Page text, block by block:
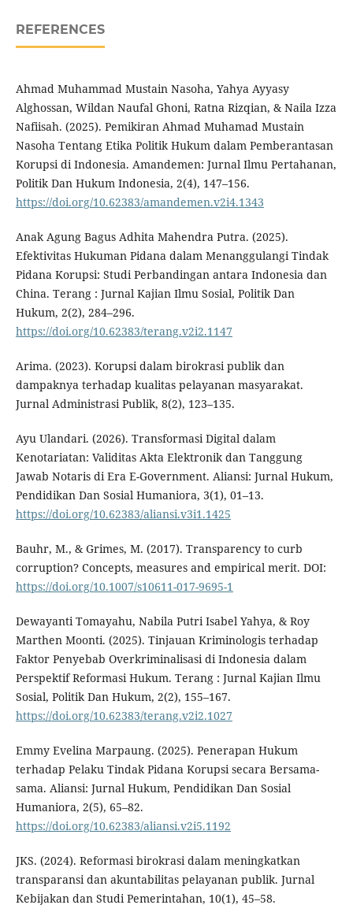
REFERENCES
Ahmad Muhammad Mustain Nasoha, Yahya Ayyasy
Alghossan, Wildan Naufal Ghoni, Ratna Rizqian, & Naila Izza
Nafiisah. (2025). Pemikiran Ahmad Muhamad Mustain
Nasoha Tentang Etika Politik Hukum dalam Pemberantasan
Korupsi di Indonesia. Amandemen: Jurnal Ilmu Pertahanan,
Politik Dan Hukum Indonesia, 2(4), 147–156.
https://doi.org/10.62383/amandemen.v2i4.1343
Anak Agung Bagus Adhita Mahendra Putra. (2025).
Efektivitas Hukuman Pidana dalam Menanggulangi Tindak
Pidana Korupsi: Studi Perbandingan antara Indonesia dan
China. Terang : Jurnal Kajian Ilmu Sosial, Politik Dan
Hukum, 2(2), 284–296.
https://doi.org/10.62383/terang.v2i2.1147
Arima. (2023). Korupsi dalam birokrasi publik dan
dampaknya terhadap kualitas pelayanan masyarakat.
Jurnal Administrasi Publik, 8(2), 123–135.
Ayu Ulandari. (2026). Transformasi Digital dalam
Kenotariatan: Validitas Akta Elektronik dan Tanggung
Jawab Notaris di Era E-Government. Aliansi: Jurnal Hukum,
Pendidikan Dan Sosial Humaniora, 3(1), 01–13.
https://doi.org/10.62383/aliansi.v3i1.1425
Bauhr, M., & Grimes, M. (2017). Transparency to curb
corruption? Concepts, measures and empirical merit. DOI:
https://doi.org/10.1007/s10611-017-9695-1
Dewayanti Tomayahu, Nabila Putri Isabel Yahya, & Roy
Marthen Moonti. (2025). Tinjauan Kriminologis terhadap
Faktor Penyebab Overkriminalisasi di Indonesia dalam
Perspektif Reformasi Hukum. Terang : Jurnal Kajian Ilmu
Sosial, Politik Dan Hukum, 2(2), 155–167.
https://doi.org/10.62383/terang.v2i2.1027
Emmy Evelina Marpaung. (2025). Penerapan Hukum
terhadap Pelaku Tindak Pidana Korupsi secara Bersama-
sama. Aliansi: Jurnal Hukum, Pendidikan Dan Sosial
Humaniora, 2(5), 65–82.
https://doi.org/10.62383/aliansi.v2i5.1192
JKS. (2024). Reformasi birokrasi dalam meningkatkan
transparansi dan akuntabilitas pelayanan publik. Jurnal
Kebijakan dan Studi Pemerintahan, 10(1), 45–58.